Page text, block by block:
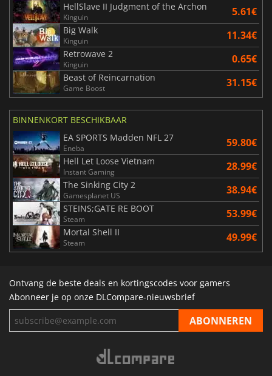
HellSlave II Judgment of the Archon
Kinguin 5.61€
Big Walk
Kinguin 11.34€
Retrowave 2
Kinguin 0.65€
Beast of Reincarnation
Game Boost 31.15€
BINNENKORT BESCHIKBAAR
EA SPORTS Madden NFL 27
Eneba 59.80€
Hell Let Loose Vietnam
Instant Gaming 28.99€
The Sinking City 2
Gamesplanet US 38.94€
STEINS;GATE RE BOOT
Steam 53.99€
Mortal Shell II
Steam 49.99€
Ontvang de beste deals en kortingscodes voor gamers
Abonneer je op onze DLCompare-nieuwsbrief